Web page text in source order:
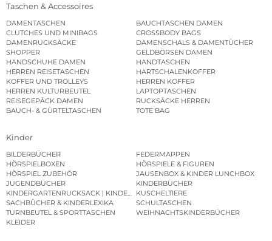
Taschen & Accessoires
DAMENTASCHEN
BAUCHTASCHEN DAMEN
CLUTCHES UND MINIBAGS
CROSSBODY BAGS
DAMENRUCKSÄCKE
DAMENSCHALS & DAMENTÜCHER
SHOPPER
GELDBÖRSEN DAMEN
HANDSCHUHE DAMEN
HANDTASCHEN
HERREN REISETASCHEN
HARTSCHALENKOFFER
KOFFER UND TROLLEYS
HERREN KOFFER
HERREN KULTURBEUTEL
LAPTOPTASCHEN
REISEGEPÄCK DAMEN
RUCKSÄCKE HERREN
BAUCH- & GÜRTELTASCHEN
TOTE BAG
Kinder
BILDERBÜCHER
FEDERMAPPEN
HÖRSPIELBOXEN
HÖRSPIELE & FIGUREN
HÖRSPIEL ZUBEHÖR
JAUSENBOX & KINDER LUNCHBOX
JUGENDBÜCHER
KINDERBÜCHER
KINDERGARTENRUCKSACK | KINDERGARTENBEUTEL
KUSCHELTIERE
SACHBÜCHER & KINDERLEXIKA
SCHULTASCHEN
TURNBEUTEL & SPORTTASCHEN
WEIHNACHTSKINDERBÜCHER
KLEIDER